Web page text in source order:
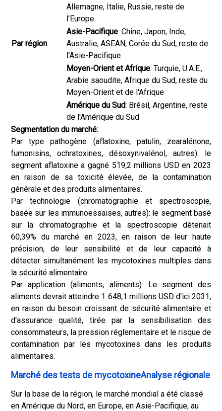
Par région
Allemagne, Italie, Russie, reste de
l'Europe
Asie-Pacifique: Chine, Japon, Inde,
Australie, ASEAN, Corée du Sud, reste de
l'Asie-Pacifique
Moyen-Orient et Afrique: Turquie, U.A.E.,
Arabie saoudite, Afrique du Sud, reste du
Moyen-Orient et de l'Afrique
Amérique du Sud: Brésil, Argentine, reste
de l'Amérique du Sud
Segmentation du marché:
Par type pathogène (aflatoxine, patulin, zearalénone,
fumonisins, ochratoxines, désoxynivalénol, autres): le
segment aflatoxine a gagné 519,2 millions USD en 2023
en raison de sa toxicité élevée, de la contamination
générale et des produits alimentaires.
Par technologie (chromatographie et spectroscopie,
basée sur les immunoessaises, autres): le segment basé
sur la chromatographie et la spectroscopie détenait
60,39% du marché en 2023, en raison de leur haute
précision, de leur sensibilité et de leur capacité à
détecter simultanément les mycotoxines multiples dans
la sécurité alimentaire.
Par application (aliments, aliments): Le segment des
aliments devrait atteindre 1 648,1 millions USD d'ici 2031,
en raison du besoin croissant de sécurité alimentaire et
d'assurance qualité, tirée par la sensibilisation des
consommateurs, la pression réglementaire et le risque de
contamination par les mycotoxines dans les produits
alimentaires.
Marché des tests de mycotoxineAnalyse régionale
Sur la base de la région, le marché mondial a été classé
en Amérique du Nord, en Europe, en Asie-Pacifique, au